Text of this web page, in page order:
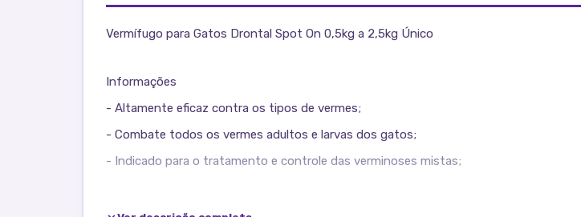
Vermífugo para Gatos Drontal Spot On 0,5kg a 2,5kg Único
Informações
- Altamente eficaz contra os tipos de vermes;
- Combate todos os vermes adultos e larvas dos gatos;
- Indicado para o tratamento e controle das verminoses mistas;
- PRODUTO ORIGINAL